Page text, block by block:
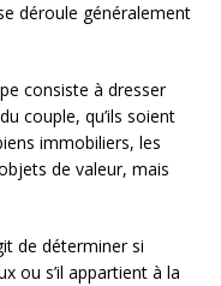
déroule généralement
consiste à dresser
couple, qu’ils soient
immobiliers, les
de valeur, mais
de déterminer si
ou s’il appartient à la